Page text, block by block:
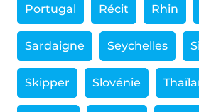
Portugal Récit Rhin
Sardaigne Seychelles
Skipper Slovénie